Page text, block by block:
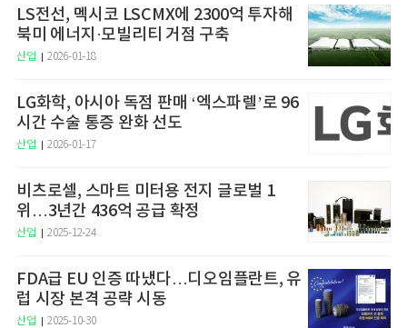
LS전선, 멕시코 LSCMX에 2300억 투자해
북미 에너지·모빌리티 거점 구축
산업 2026-01-18
LG화학, 아시아 독점 판매 ‘엑스파렐’로 96
시간 수술 통증 완화 선도
산업 2026-01-17
비츠로셀, 스마트 미터용 전지 글로벌 1
위…3년간 436억 공급 확정
산업 2025-12-24
FDA급 EU 인증 따냈다…디오임플란트, 유
럽 시장 본격 공략 시동
산업 2025-10-30